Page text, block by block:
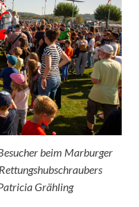
beim Marburger
Grähling